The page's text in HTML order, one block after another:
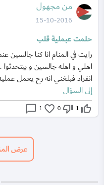
من مجهول
15-10-2016
حلمت عبملية قلب
رايت في المنام انا كنا
اهلي و اهله جالسين و
انفراد فبلغني انه رح يعمل
إلى السؤال
thumb_up_off_alt
1
thumb_down_off_alt
0
favorite_border
1
chat_bubble_outline
عرض